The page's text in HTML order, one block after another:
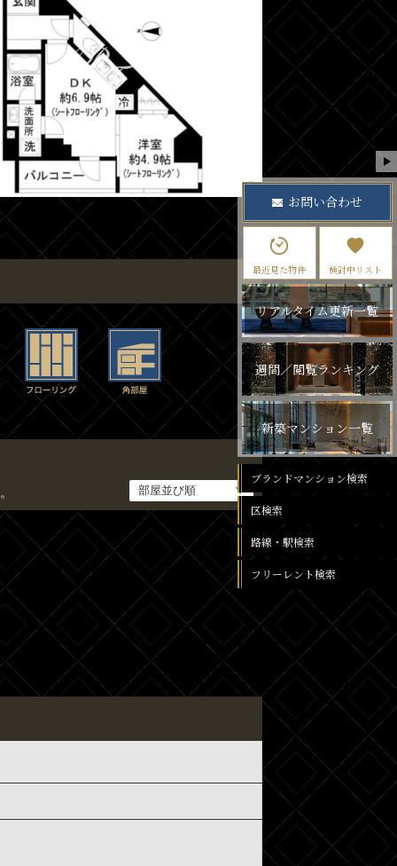
お問い合わせ
最近見た物件 検討中リスト
リアルタイム更新一覧
週間／閲覧ランキング
新築マンション一覧
ブランドマンション検索
区検索
路線・駅検索
フリーレント検索